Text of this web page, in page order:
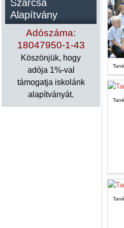
Szárcsa
Alapítvány
Adószáma:
18047950-1-43
Köszönjük, hogy
adója 1%-val
támogatja iskolánk
alapítványát.